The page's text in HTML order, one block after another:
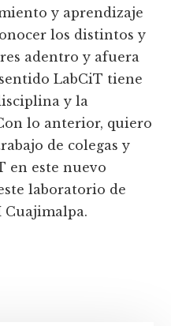
y aprendizaje
los distintos y
adentro y afuera
LabCiT tiene
y la
lo anterior, quiero
de colegas y
en este nuevo
laboratorio de
Cuajimalpa.